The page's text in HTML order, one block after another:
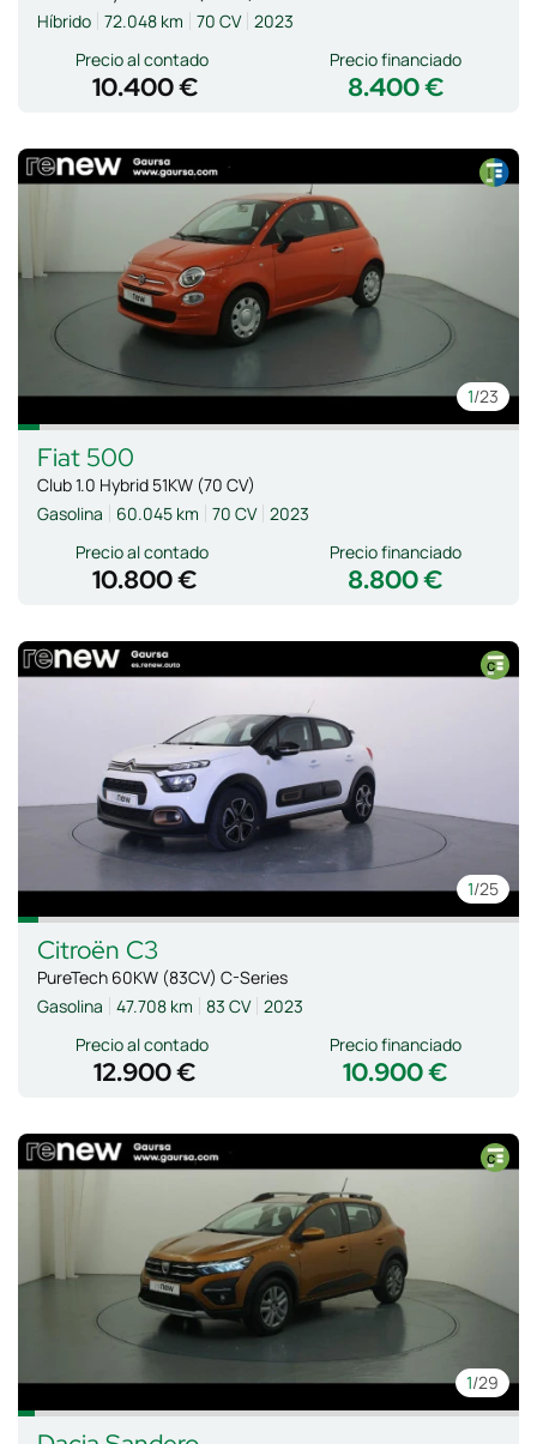
Híbrido 72.048 km 70 CV 2023
Precio al contado
10.400 € 8.400 €
Precio financiado
1/23
Fiat 500
Club 1.0 Hybrid 51KW (70 CV)
Gasolina
60.045 km 70 CV 2023
Precio al contado
10.800 € 8.800 €
Precio financiado
1/25
Citroën C3
PureTech 60KW (83CV) C-Series
Gasolina
47.708 km 83 CV 2023
Precio al contado
12.900 € 10.900 €
Precio financiado
1/29